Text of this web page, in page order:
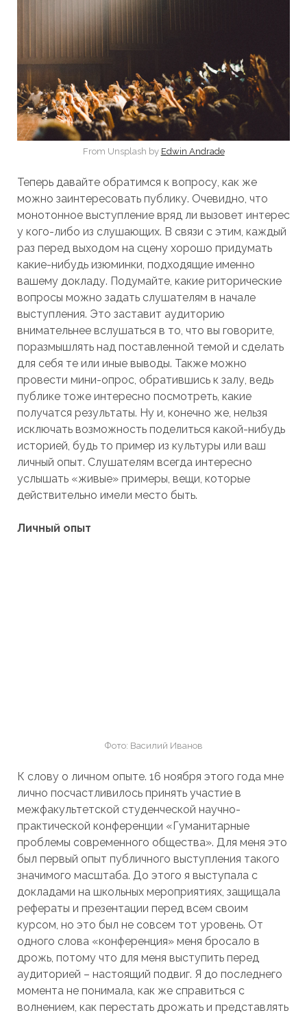
From Unsplash by Edwin Andrade
Теперь давайте обратимся к вопросу, как же
можно заинтересовать публику. Очевидно, что
монотонное выступление вряд ли вызовет интерес
у кого-либо из слушающих. В связи с этим, каждый
раз перед выходом на сцену хорошо придумать
какие-нибудь изюминки, подходящие именно
вашему докладу. Подумайте, какие риторические
вопросы можно задать слушателям в начале
выступления. Это заставит аудиторию
внимательнее вслушаться в то, что вы говорите,
поразмышлять над поставленной темой и сделать
для себя те или иные выводы. Также можно
провести мини-опрос, обратившись к залу, ведь
публике тоже интересно посмотреть, какие
получатся результаты. Ну и, конечно же, нельзя
исключать возможность поделиться какой-нибудь
историей, будь то пример из культуры или ваш
личный опыт. Слушателям всегда интересно
услышать «живые» примеры, вещи, которые
действительно имели место быть.
Личный опыт
Фото: Василий Иванов
К слову о личном опыте. 16 ноября этого года мне
лично посчастливилось принять участие в
межфакультетской студенческой научно-
практической конференции «Гуманитарные
проблемы современного общества». Для меня это
был первый опыт публичного выступления такого
значимого масштаба. До этого я выступала с
докладами на школьных мероприятиях, защищала
рефераты и презентации перед всем своим
курсом, но это был не совсем тот уровень. От
одного слова «конференция» меня бросало в
дрожь, потому что для меня выступить перед
аудиторией – настоящий подвиг. Я до последнего
момента не понимала, как же справиться с
волнением, как перестать дрожать и представлять